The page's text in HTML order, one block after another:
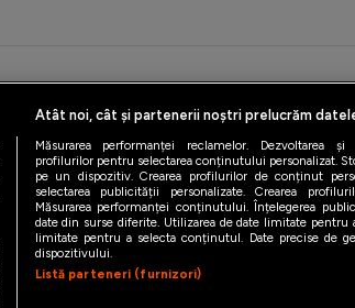
Politica de utilizare Cookies Cine suntem
Atât noi, cât și partenerii noștri prelucrăm
Măsurarea performanței reclamelor. Dezvoltarea
profilurilor pentru selectarea conținutului personalizat.
pe un dispozitiv. Crearea profilurilor de conținut
selectarea publicității personalizate. Crearea
Măsurarea performanței conținutului. Înțelegerea
date din surse diferite. Utilizarea de date limitate pentru
limitate pentru a selecta conținutul. Date precise de
dispozitivului.
Listă parteneri (furnizori)